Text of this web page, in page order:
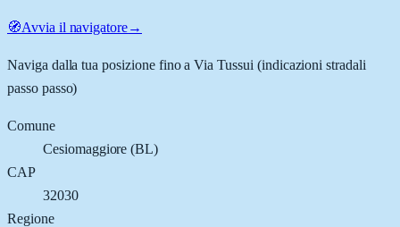
🧭Avvia il navigatore→
Naviga dalla tua posizione fino aVia Tussui (indicazioni stradali
passo passo)
Comune
Cesiomaggiore (BL)
CAP
32030
Regione